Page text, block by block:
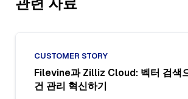
CUSTOMER STORY
Filevine과 Zilliz Cloud: 벡터 검색
건 관리 혁신하기